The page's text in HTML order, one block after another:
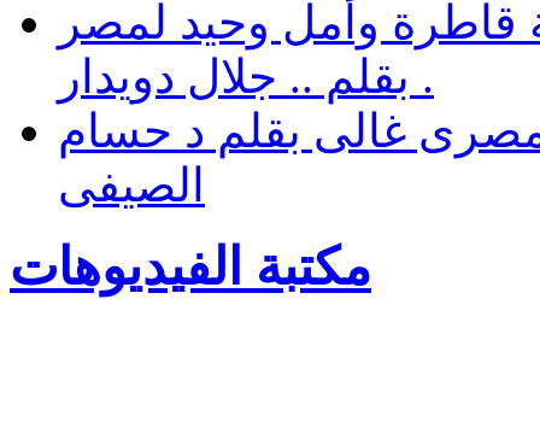
قاطرة وأمل وحيد لمصر
. بقلم .. جلال دويدار
غالى بقلم د حسام
الصيفى
مكتبة الفيديوهات